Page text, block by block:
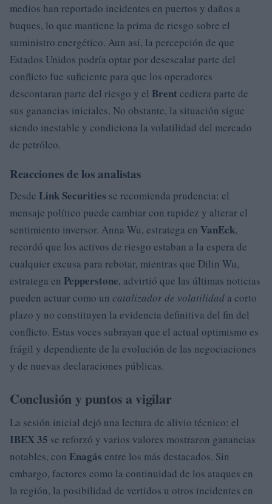
medios han reportado incidentes en puertos y daños a
buques, lo que mantiene la prima de riesgo sobre el
suministro energético. Aun así, la percepción de que
Estados Unidos podría optar por desescalar parte del
conflicto fue suficiente para que los operadores
descontaran parte del riesgo y el Brent cediera parte de
sus ganancias iniciales. No obstante, la situación sigue
siendo inestable y condiciona la volatilidad del mercado
de petróleo.
Reacciones de los analistas
Desde Link Securities se recomienda prudencia: el
mensaje político puede cambiar con rapidez y alterar el
sentimiento inversor. Anna Wu, estratega en VanEck,
recordó que los activos de riesgo estaban a la espera de
cualquier excusa para rebotar, mientras que Dilin Wu,
estratega en Pepperstone, advirtió que las últimas noticias
pueden actuar como un catalizador de volatilidad a corto
plazo y no constituyen la evidencia definitiva del fin del
conflicto. Estas voces subrayan que el actual optimismo es
frágil y dependiente de la evolución de las negociaciones
y de nuevas declaraciones públicas.
Conclusión y puntos a vigilar
La sesión inicial dejó una lectura de alivio técnico: el
IBEX 35 se reforzó y varios valores mostraron ganancias
notables, con Enagás entre los más destacados. Sin
embargo, factores como la continuidad de los ataques en
la región, la posibilidad de vertidos u otros incidentes en